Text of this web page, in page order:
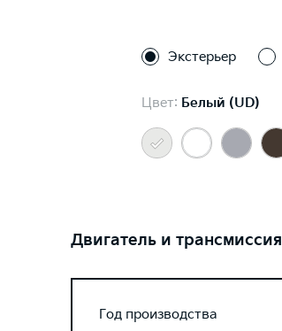
Экстерьер
Цвет: Белый (UD)
Двигатель и трансмиссия
Год производства